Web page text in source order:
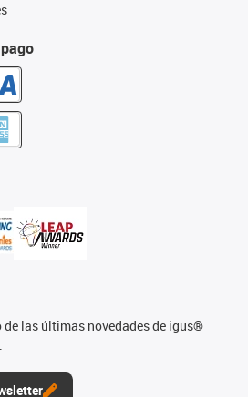
las últimas novedades de igus®